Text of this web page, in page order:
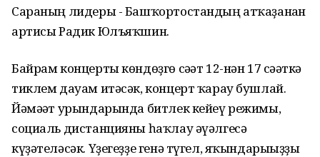
Сараның лидеры - Башҡортостандың атҡаҙанған
артисы Радик Юлъяҡшин.
Байрам концерты көндөҙгө сәғәт 12-нән 17 сәғәткә
тиклем дауам итәсәк, концерт ҡарау бушлай.
Йәмәғәт урындарында битлек кейеү режимы,
социаль дистанцияны һаҡлау әүәлгесә
күҙәтеләсәк. Үҙегеҙҙе генә түгел, яҡындарығыҙҙы